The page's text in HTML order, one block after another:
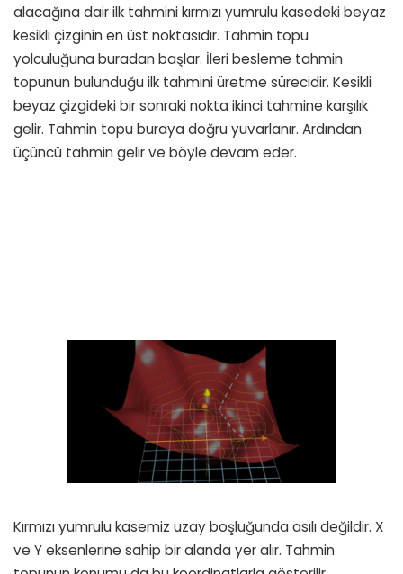
alacağına dair ilk tahmini kırmızı yumrulu kasedeki beyaz
kesikli çizginin en üst noktasıdır. Tahmin topu
yolculuğuna buradan başlar. İleri besleme tahmin
topunun bulunduğu ilk tahmini üretme sürecidir. Kesikli
beyaz çizgideki bir sonraki nokta ikinci tahmine karşılık
gelir. Tahmin topu buraya doğru yuvarlanır. Ardından
üçüncü tahmin gelir ve böyle devam eder.
Kırmızı yumrulu kasemiz uzay boşluğunda asılı değildir. X
ve Y eksenlerine sahip bir alanda yer alır. Tahmin